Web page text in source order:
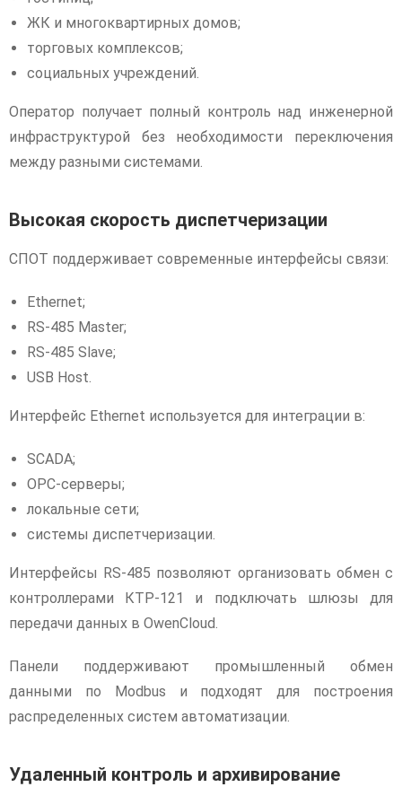
ЖК и многоквартирных домов;
торговых комплексов;
социальных учреждений.
Оператор получает полный контроль над инженерной
инфраструктурой без необходимости переключения
между разными системами.
Высокая скорость диспетчеризации
СПОТ поддерживает современные интерфейсы связи:
Ethernet;
RS-485 Master;
RS-485 Slave;
USB Host.
Интерфейс Ethernet используется для интеграции в:
SCADA;
OPC-серверы;
локальные сети;
системы диспетчеризации.
Интерфейсы RS-485 позволяют организовать обмен с
контроллерами КТР-121 и подключать шлюзы для
передачи данных в OwenCloud.
Панели поддерживают промышленный обмен
данными по Modbus и подходят для построения
распределенных систем автоматизации.
Удаленный контроль и архивирование